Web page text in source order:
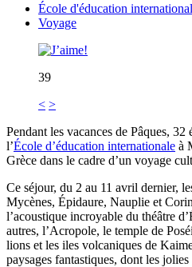
École d'éducation
Voyage
39
< >
Pendant les vacances de Pâques, 32
l’École d’éducation internationale à
Grèce dans le cadre d’un voyage
Ce séjour, du 2 au 11 avril dernier,
Mycènes, Épidaure, Nauplie et
l’acoustique incroyable du théâtre
autres, l’Acropole, le temple de
lions et les iles volcaniques de
paysages fantastiques, dont les